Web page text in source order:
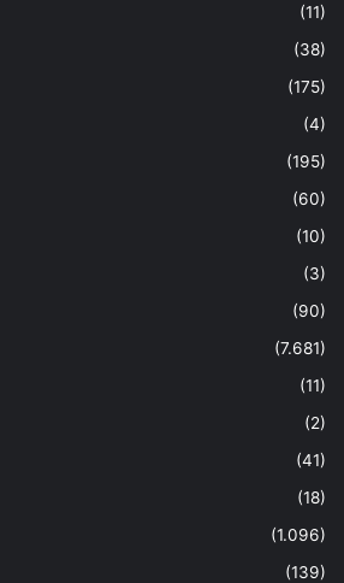
(11)
(38)
(175)
(4)
(195)
(60)
(10)
(3)
(90)
(7.681)
(11)
(2)
(41)
(18)
(1.096)
(139)